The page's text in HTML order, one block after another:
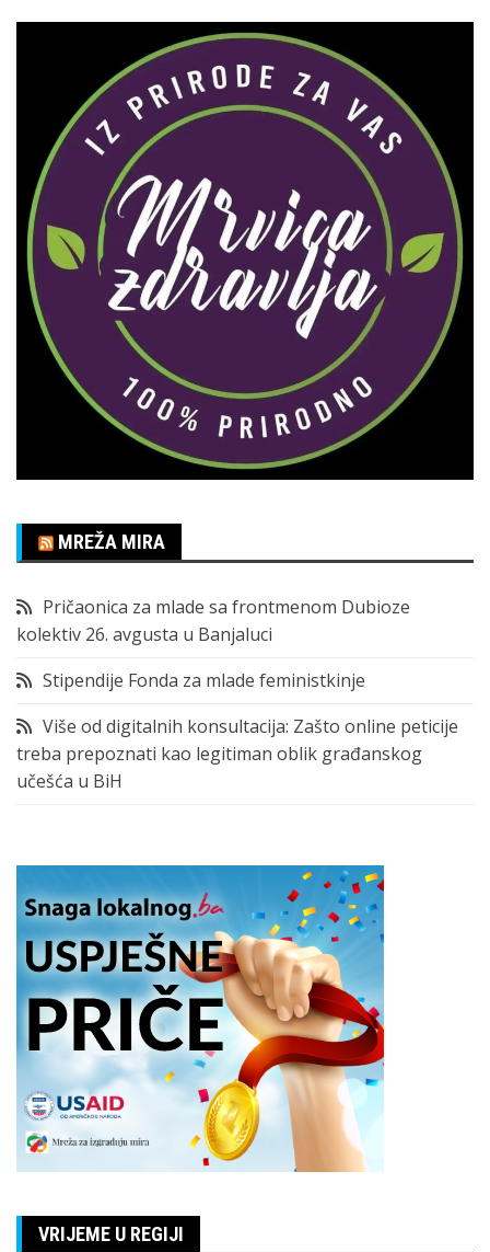
MREŽA MIRA
Pričaonica za mlade sa frontmenom Dubioze
kolektiv 26. avgusta u Banjaluci
Stipendije Fonda za mlade feministkinje
Više od digitalnih konsultacija: Zašto online peticije
treba prepoznati kao legitiman oblik građanskog
učešća u BiH
VRIJEME U REGIJI